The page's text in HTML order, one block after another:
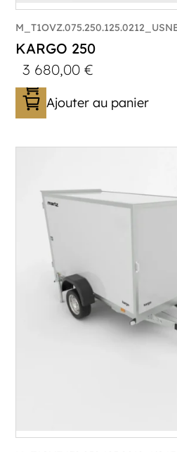
PTAC :300-750
Poids à vide (kg) :
Longueur utile (mm) :
Plancher :
Plancher en
KARGO 250
3 680,00€
Ajouter au panier